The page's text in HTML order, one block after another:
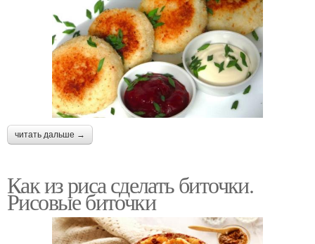
читать дальше →
Как из риса сделать биточки.
Рисовые биточки